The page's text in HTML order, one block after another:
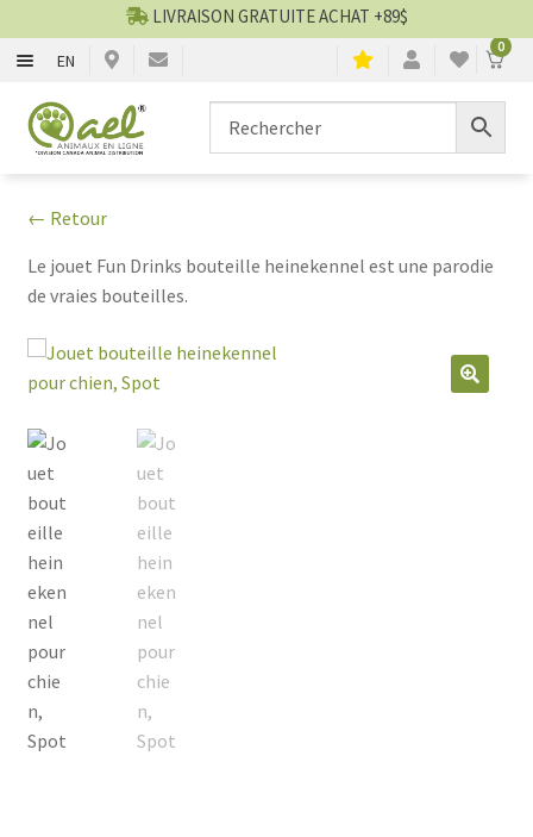
EN
0
Aller
à
Aller
au
LIVRAISON GRATUITE ACHAT +89$
CHIENS
SERVICES
PAR MARQUES
🍁 PRODUITS CANADIEN
VENTES
← Retour
Le jouet Fun Drinks bouteille heinekennel est une parodie
de vraies bouteilles.